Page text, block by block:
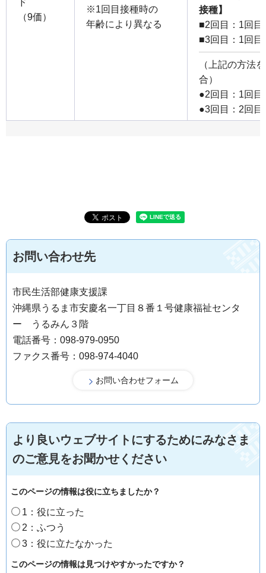
ド
（9価）
※1回目接種時の
年齢により異なる
接種】
■2回目：1回目
■3回目：1回目
（上記の方法
合）
●2回目：1回目
●3回目：2回目
お問い合わせ先
市民生活部健康支援課
沖縄県うるま市安慶名一丁目８番１号健康福祉センタ
ー うるみん３階
電話番号：098-979-0950
ファクス番号：098-974-4040
より良いウェブサイトにするためにみなさま
のご意見をお聞かせください
このページの情報は役に立ちましたか？
1：役に立った
2：ふつう
3：役に立たなかった
このページの情報は見つけやすかったですか？